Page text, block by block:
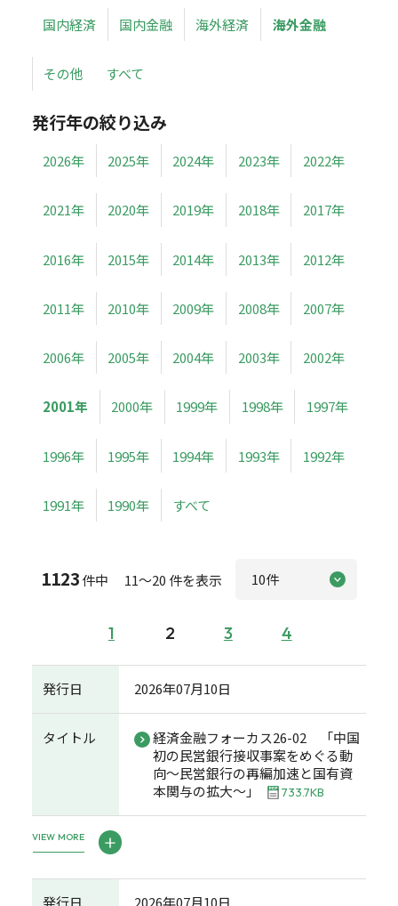
国内経済 国内金融 海外経済 海外金融
その他 すべて
発行年の絞り込み
2026年 2025年 2024年 2023年 2022年
2021年 2020年 2019年 2018年 2017年
2016年 2015年 2014年 2013年 2012年
2011年 2010年 2009年 2008年 2007年
2006年 2005年 2004年 2003年 2002年
2001年 2000年 1999年 1998年 1997年
1996年 1995年 1994年 1993年 1992年
1991年 1990年 すべて
1123件中 11～20 件を表示
1 2 3 4
発行日 2026年07月10日
タイトル
経済金融フォーカス26-02 「中国
初の民営銀行接収事案をめぐる動
向～民営銀行の再編加速と国有資
本関与の拡大～」
733.7KB
VIEW MORE